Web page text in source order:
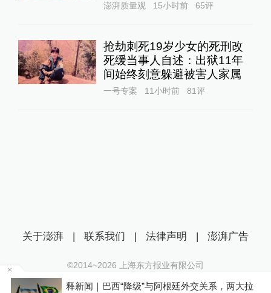
澎湃质量观 15小时前 65评
抢劫刺死19岁少女的死刑改
死缓当事人自述：出狱11年
间始终刻意躲避被害人家属
一号专案 11小时前 81评
释新闻｜巴西“降级”与阿根廷外交关系，两大拉
关于澎湃 | 联系我们 | 法律声明 | 澎湃广告
©2014~2026 上海东方报业有限公司
沪ICP证：沪B2-20170116 | 沪ICP备14003370号